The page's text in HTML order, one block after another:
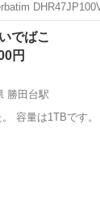
新品 詳細
プレーヤー、レコ
でばこ
円
勝田台駅
容量は1TBです。